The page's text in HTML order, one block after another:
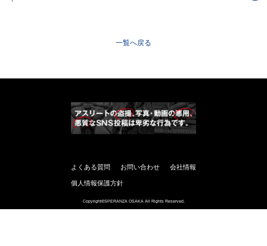
一覧へ戻る
よくある質問 お問い合わせ 会社情報
個人情報保護方針
Copyright©SPERANZA OSAKA All Rights Reserved.